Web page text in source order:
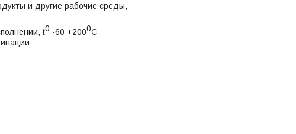
и другие рабочие среды,
t0 -60 +2000С